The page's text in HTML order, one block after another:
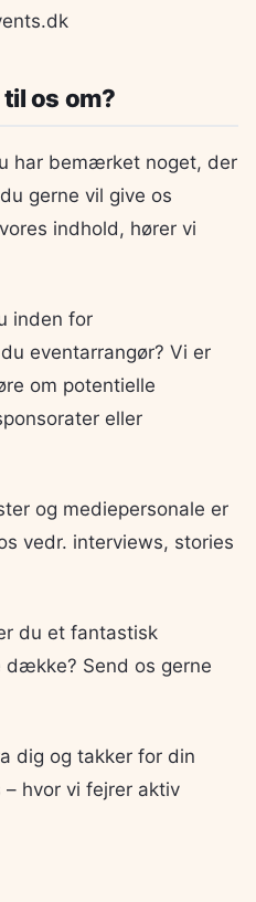
os om?
har bemærket noget, der
gerne vil give os
indhold, hører vi
inden for
eventarrangør? Vi er
om potentielle
eller
og mediepersonale er
vedr. interviews, stories
du et fantastisk
Send os gerne
dig og takker for din
hvor vi fejrer aktiv